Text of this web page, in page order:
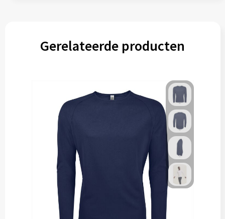
Gerelateerde producten